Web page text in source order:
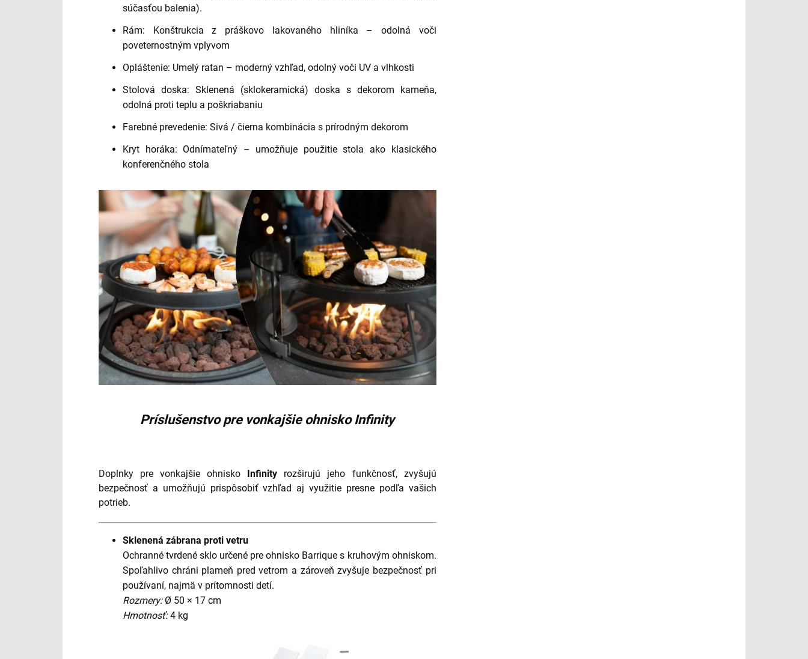
súčasťou balenia).
Rám: Konštrukcia z práškovo lakovaného hliníka – odolná voči
poveternostným vplyvom
Opláštenie: Umelý ratan – moderný vzhľad, odolný voči UV a vlhkosti
Stolová doska: Sklenená (sklokeramická) doska s dekorom kameňa,
odolná proti teplu a poškriabaniu
Farebné prevedenie: Sivá / čierna kombinácia s prírodným dekorom
Kryt horáka: Odnímateľný – umožňuje použitie stola ako klasického
konferenčného stola
Príslušenstvo pre vonkajšie ohnisko Infinity
Doplnky pre vonkajšie ohnisko Infinity rozširujú jeho funkčnosť, zvyšujú
bezpečnosť a umožňujú prispôsobiť vzhľad aj využitie presne podľa vašich
potrieb.
Sklenená zábrana proti vetru
Ochranné tvrdené sklo určené pre ohnisko Barrique s kruhovým ohniskom.
Spoľahlivo chráni plameň pred vetrom a zároveň zvyšuje bezpečnosť pri
používaní, najmä v prítomnosti detí.
Rozmery:Ø 50 × 17 cm
Hmotnosť:4 kg